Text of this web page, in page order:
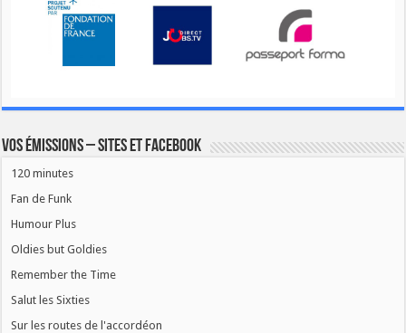
Vos émissions – Sites et Facebook
120 minutes
Fan de Funk
Humour Plus
Oldies but Goldies
Remember the Time
Salut les Sixties
Sur les routes de l'accordéon